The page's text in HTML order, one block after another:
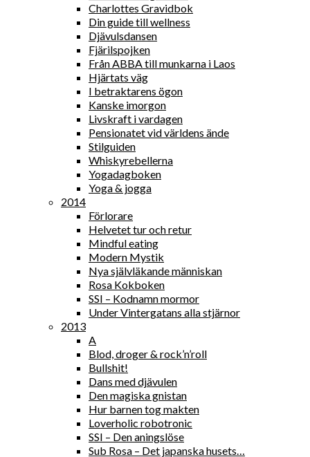
Charlottes Gravidbok
Din guide till wellness
Djävulsdansen
Fjärilspojken
Från ABBA till munkarna i Laos
Hjärtats väg
I betraktarens ögon
Kanske imorgon
Livskraft i vardagen
Pensionatet vid världens ände
Stilguiden
Whiskyrebellerna
Yogadagboken
Yoga & jogga
2014
Förlorare
Helvetet tur och retur
Mindful eating
Modern Mystik
Nya självläkande människan
Rosa Kokboken
SSI – Kodnamn mormor
Under Vintergatans alla stjärnor
2013
A
Blod, droger & rock’n’roll
Bullshit!
Dans med djävulen
Den magiska gnistan
Hur barnen tog makten
Loverholic robotronic
SSI – Den aningslöse
Sub Rosa – Det japanska husets…